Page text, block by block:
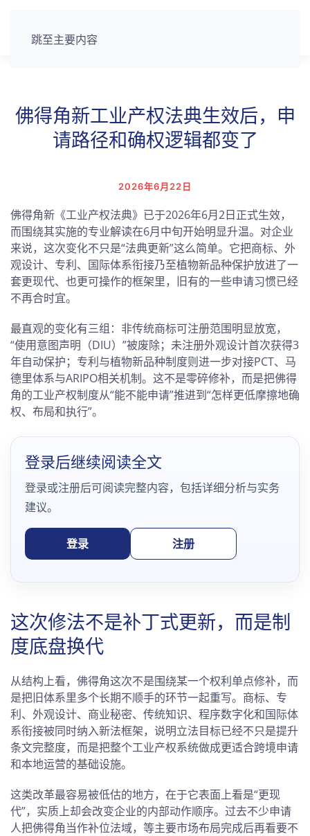
跳至主要内容
佛得角新工业产权法典生效后，申
请路径和确权逻辑都变了
2026年6月22日
佛得角新《工业产权法典》已于2026年6月2日正式生效，
而围绕其实施的专业解读在6月中旬开始明显升温。对企业
来说，这次变化不只是“法典更新”这么简单。它把商标、外
观设计、专利、国际体系衔接乃至植物新品种保护放进了一
套更现代、也更可操作的框架里，旧有的一些申请习惯已经
不再合时宜。
最直观的变化有三组：非传统商标可注册范围明显放宽，
“使用意图声明（DIU）”被废除；未注册外观设计首次获得3
年自动保护；专利与植物新品种制度则进一步对接PCT、马
德里体系与ARIPO相关机制。这不是零碎修补，而是把佛得
角的工业产权制度从“能不能申请”推进到“怎样更低摩擦地确
权、布局和执行”。
登录后继续阅读全文
登录或注册后可阅读完整内容，包括详细分析与实务
建议。
登录 注册
这次修法不是补丁式更新，而是制
度底盘换代
从结构上看，佛得角这次不是围绕某一个权利单点修补，而
是把旧体系里多个长期不顺手的环节一起重写。商标、专
利、外观设计、商业秘密、传统知识、程序数字化和国际体
系衔接被同时纳入新法框架，说明立法目标已经不只是提升
条文完整度，而是把整个工业产权系统做成更适合跨境申请
和本地运营的基础设施。
这类改革最容易被低估的地方，在于它表面上看是“更现
代”，实质上却会改变企业的内部动作顺序。过去不少申请
人把佛得角当作补位法域，等主要市场布局完成后再看要不